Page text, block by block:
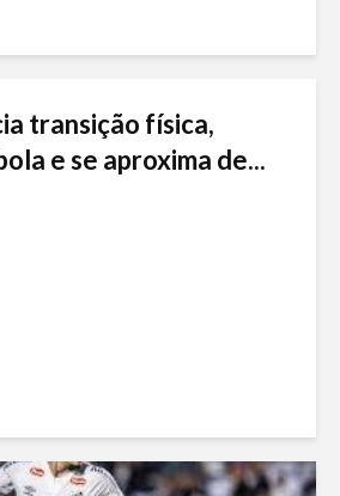
transição física,
e se aproxima de...